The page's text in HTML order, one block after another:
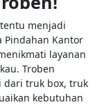
menjadi
Pindahan Kantor
layanan
Troben
dari truk box, truk
kebutuhan